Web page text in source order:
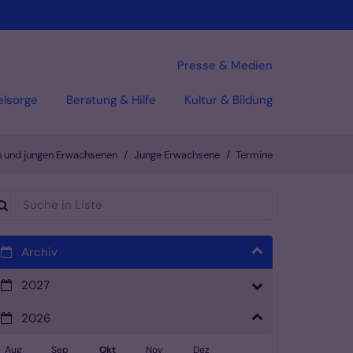
Beratung & Hilfe Kultur & Bildung
Presse & Medien
jungen Erwachsenen Junge Erwachsene Termine
in Liste
Archiv
2027
2026
Aug Sep Okt Nov Dez